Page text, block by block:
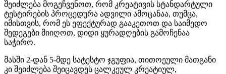
შეიძლება მოგეჩვენოთ, რომ კრეატივის სტანდარტული
ტესტირების პროცედურა ადვილი ამოცანაა, თუმცა,
იმისთვის, რომ ეს ეფექტურად გააკეთოთ და საიმედო
შედეგები მიიღოთ, დიდი ყურადღების გამოჩენაა
საჭირო.
მასში 2-დან 5-მდე სატესტო ჯგუფია, თითოეული მათგანი
კი შეიძლება შეიცავდეს ცალკეულ კრეატიულ,